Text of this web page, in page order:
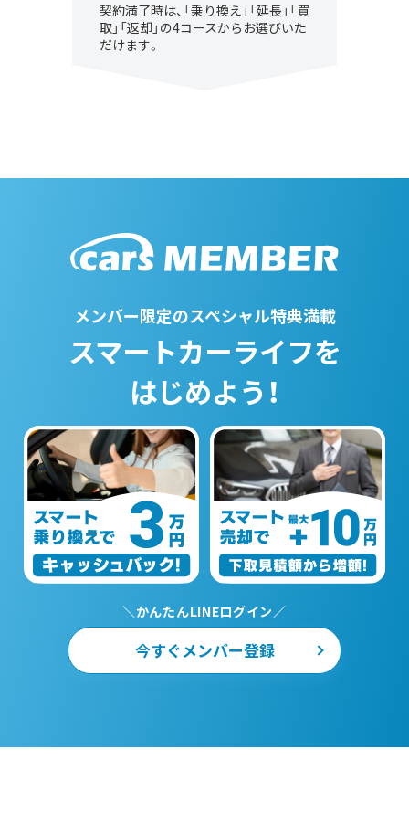
契約満了時は、「乗り換え」「延長」「買
取」「返却」の4コースからお選びいた
だけます。
メンバー限定のスペシャル特典満載
スマートカーライフを
はじめよう！
＼かんたんLINEログイン／
今すぐメンバー登録